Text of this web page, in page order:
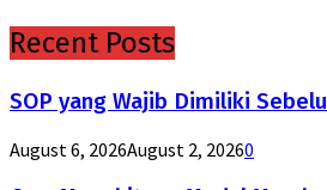
Recent Posts
SOP yang Wajib Dimiliki
August 6, 2026August 2, 20260